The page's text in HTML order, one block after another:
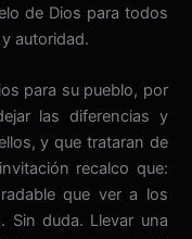
de Dios para todos
autoridad.
para su pueblo, por
las diferencias y
y que trataran de
recalco que:
que ver a los
Sin duda. Llevar una